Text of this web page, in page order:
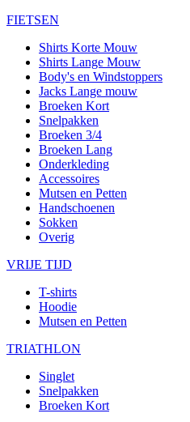
FIETSEN
Shirts Korte Mouw
Shirts Lange Mouw
Body's en Windstoppers
Jacks Lange mouw
Broeken Kort
Snelpakken
Broeken 3/4
Broeken Lang
Onderkleding
Accessoires
Mutsen en Petten
Handschoenen
Sokken
Overig
VRIJE TIJD
T-shirts
Hoodie
Mutsen en Petten
TRIATHLON
Singlet
Snelpakken
Broeken Kort